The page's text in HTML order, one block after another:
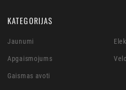
KATEGORIJAS
Jaunumi
Apgaismojums
Gaismas avoti